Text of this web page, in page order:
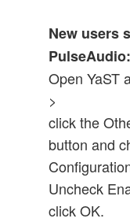
New users
PulseAudio:
Open YaST
>
click the
button and
Uncheck
click OK.